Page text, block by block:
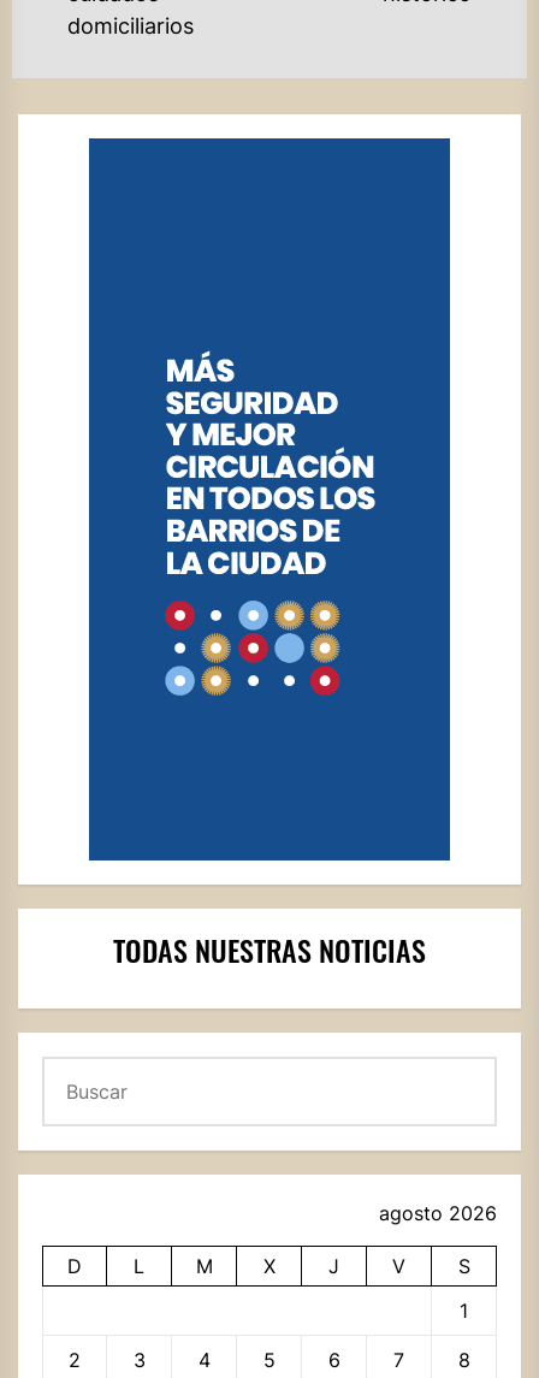
domiciliarios
TODAS NUESTRAS NOTICIAS
agosto 2026
D L M X J V
S
1
2 3 4 5 6 7 8